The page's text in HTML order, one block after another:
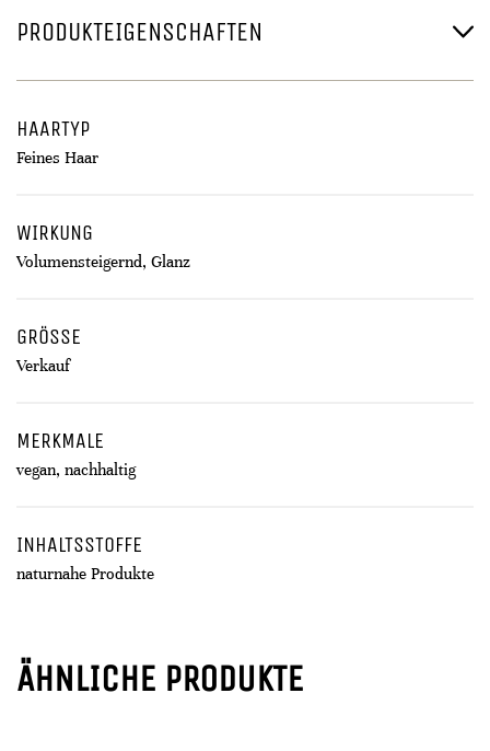
PRODUKTEIGENSCHAFTEN
HAARTYP
Feines Haar
WIRKUNG
Volumensteigernd, Glanz
GRÖSSE
Verkauf
MERKMALE
vegan, nachhaltig
INHALTSSTOFFE
naturnahe Produkte
ÄHNLICHE PRODUKTE